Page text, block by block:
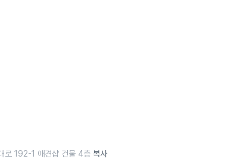
로 192-1 애견샵 건물 4층 복사